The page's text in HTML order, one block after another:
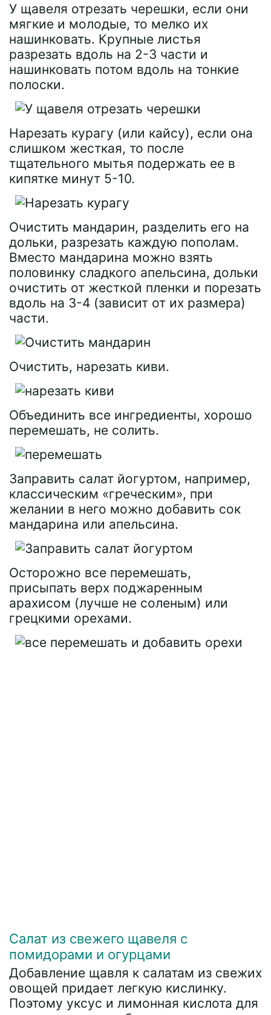
У щавеля отрезать черешки, если они
мягкие и молодые, то мелко их
нашинковать. Крупные листья
разрезать вдоль на 2-3 части и
нашинковать потом вдоль на тонкие
полоски.
Нарезать курагу (или кайсу), если она
слишком жесткая, то после
тщательного мытья подержать ее в
кипятке минут 5-10.
Очистить мандарин, разделить его на
дольки, разрезать каждую пополам.
Вместо мандарина можно взять
половинку сладкого апельсина, дольки
очистить от жесткой пленки и порезать
вдоль на 3-4 (зависит от их размера)
части.
Очистить, нарезать киви.
Объединить все ингредиенты, хорошо
перемешать, не солить.
Заправить салат йогуртом, например,
классическим «греческим», при
желании в него можно добавить сок
мандарина или апельсина.
Осторожно все перемешать,
присыпать верх поджаренным
арахисом (лучше не соленым) или
грецкими орехами.
Салат из свежего щавеля с
помидорами и огурцами
Добавление щавля к салатам из свежих
овощей придает легкую кислинку.
Поэтому уксус и лимонная кислота для